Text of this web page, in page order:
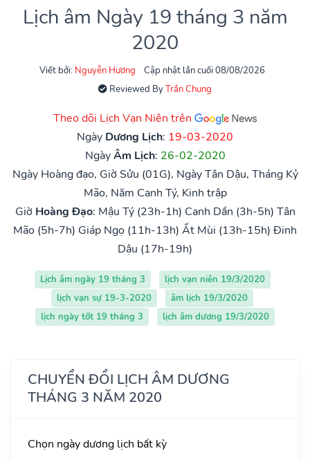
Lịch âm Ngày 19 tháng 3 năm
2020
Viết bởi: Nguyễn Hương
Cập nhật lần cuối 08/08/2026
Reviewed ByTrần Chung
Theo dõi Lịch Vạn Niên trên
Ngày Dương Lịch: 19-03-2020
NgàyÂm Lịch: 26-02-2020
Ngày Hoàng đạo, Giờ Sửu (01G), Ngày Tân Dậu, Tháng Kỷ
Mão, Năm Canh Tý, Kinh trập
Giờ Hoàng Đạo: Mậu Tý (23h-1h) Canh Dần (3h-5h) Tân
Mão (5h-7h) Giáp Ngọ (11h-13h) Ất Mùi (13h-15h) Đinh
Dậu (17h-19h)
Lịch âm ngày 19 tháng 3
lịch vạn niên 19/3/2020
lịch vạn sự 19-3-2020
âm lịch 19/3/2020
lịch ngày tốt 19 tháng 3
lịch âm dương 19/3/2020
CHUYỂN ĐỔI LỊCH ÂM DƯƠNG
THÁNG 3 NĂM 2020
Chọn ngày dương lịch bất kỳ